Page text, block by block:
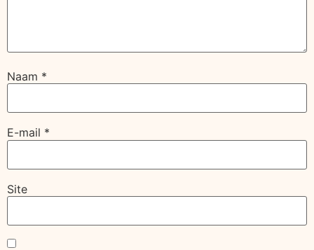
Naam *
E-mail *
Site